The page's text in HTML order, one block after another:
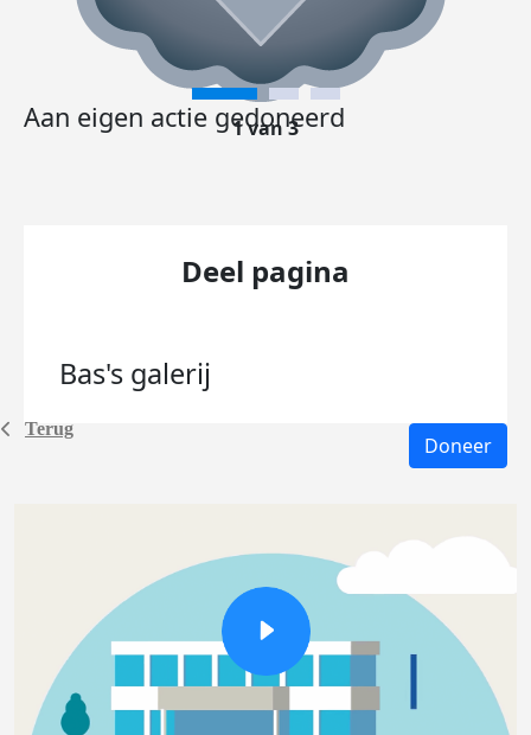
Terug
Aan eigen actie gedoneerd
1 van 3
Deel pagina
Bas's galerij
Doneer